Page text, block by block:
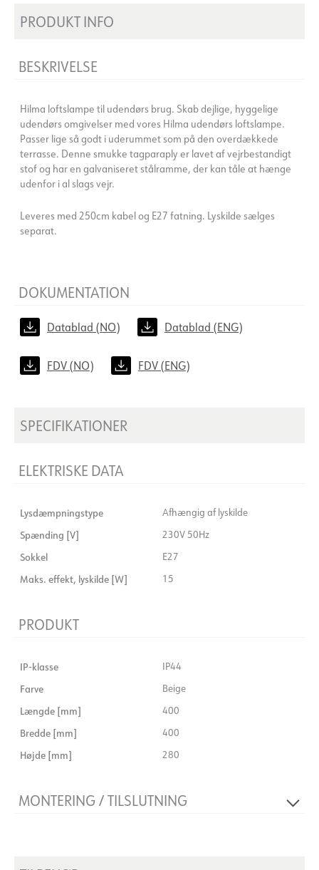
PRODUKT INFO
BESKRIVELSE
Hilma loftslampe til udendørs brug. Skab dejlige, hyggelige
udendørs omgivelser med vores Hilma udendørs loftslampe.
Passer lige så godt i uderummet som på den overdækkede
terrasse. Denne smukke tagparaply er lavet af vejrbestandigt
stof og har en galvaniseret stålramme, der kan tåle at hænge
udenfor i al slags vejr.
Leveres med 250cm kabel og E27 fatning. Lyskilde sælges
separat.
DOKUMENTATION
Datablad (NO) Datablad (ENG)
FDV (NO) FDV (ENG)
SPECIFIKATIONER
ELEKTRISKE DATA
Lysdæmpningstype Afhængig af lyskilde
Spænding [V] 230V 50Hz
Sokkel E27
Maks. effekt, lyskilde [W] 15
PRODUKT
IP-klasse IP44
Farve Beige
Længde [mm] 400
Bredde [mm] 400
Højde [mm] 280
MONTERING / TILSLUTNING